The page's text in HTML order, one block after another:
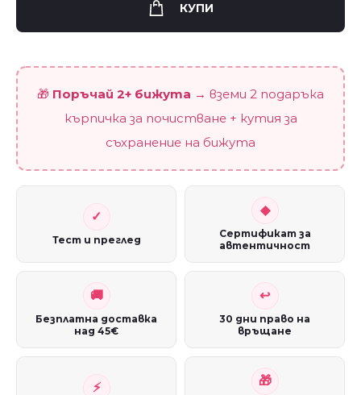
quantity
КУПИ
🎁 Поръчай 2+ бижута → вземи 2 подаръка
кърпичка за почистване + кутия за
съхранение на бижута
Тест и преглед
Сертификат за
автентичност
Безплатна доставка
над 45€
30 дни право на
връщане